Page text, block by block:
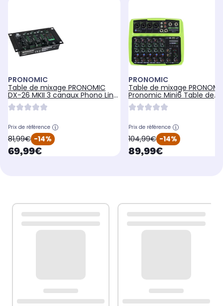
PRONOMIC
Table de mixage PRONOMIC
DX-26 MKII 3 canaux Phono Line
USB 32Go
Prix de référence
oldPrice
81,99€ -14%
currentPrice
69,99€
PRONOMIC
Table de mixage
Pronomic Mini6 Table de
mixage USB à 6 c
Prix de référence
oldPrice
104,99€ -14%
currentPrice
89,99€